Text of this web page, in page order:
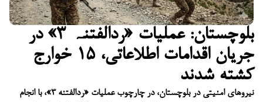
بلوچستان: عملیات «ردالفتنہ ۳» در
جریان اقدامات اطلاعاتی، ۱۵ خوارج
کشته شدند
نیروهای امنیتی در بلوچستان، در چارچوب عملیات «ردالفتنه ۳»، با انجام